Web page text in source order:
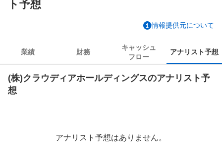
ト予想
情報提供元について
業績 財務
キャッシュ
フロー
アナリスト予想
(株)クラウディアホールディングスのアナリスト予
想
アナリスト予想はありません。